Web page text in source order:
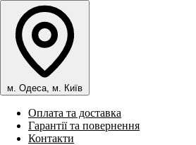
м. Одеса, м. Київ
Оплата та доставка
Гарантії та повернення
Контакти